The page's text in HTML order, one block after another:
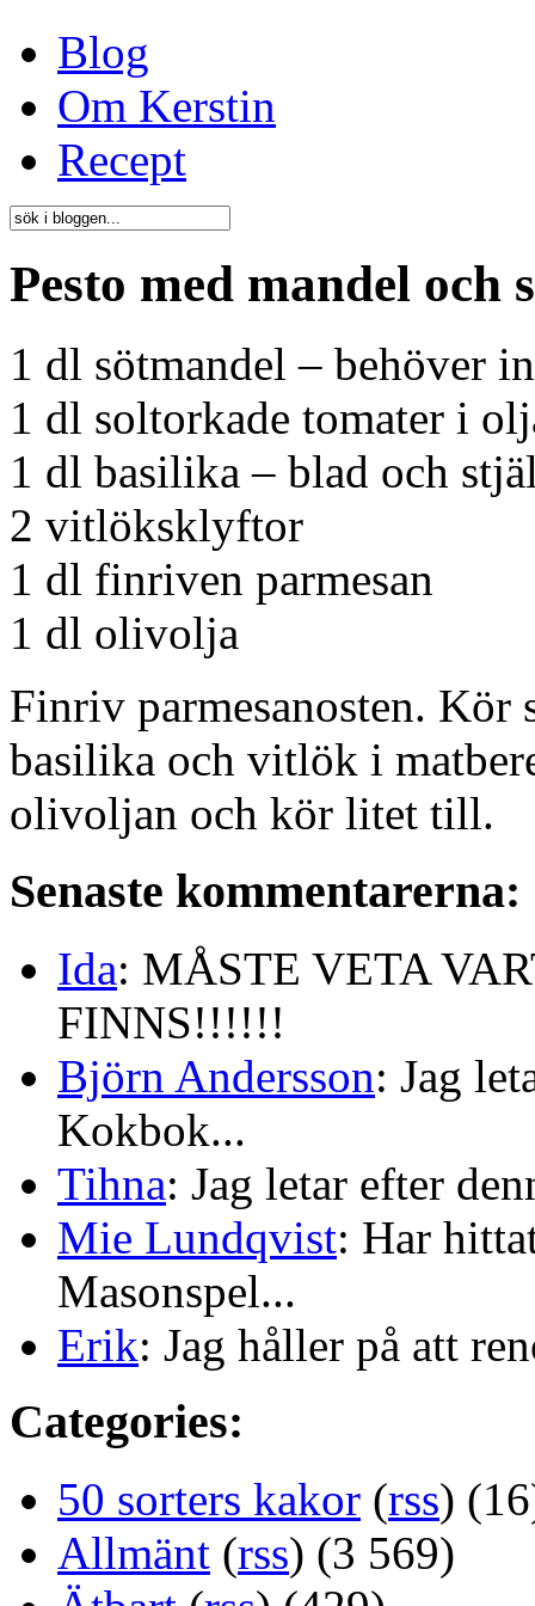
Blog
Om Kerstin
Recept
Pesto med mandel och
1 dl sötmandel – behöver
1 dl soltorkade tomater i
1 dl basilika – blad och
2 vitlöksklyftor
1 dl finriven parmesan
1 dl olivolja
Finriv parmesanosten. Kör
basilika och vitlök i
olivoljan och kör litet till.
Senaste kommentarerna:
Ida: MÅSTE VETA
FINNS!!!!!!
Björn Andersson: Jag
Kokbok...
Tihna: Jag letar efter
Mie Lundqvist: Har
Masonspel...
Erik: Jag håller på att
Categories:
50 sorters kakor (rss)
Allmänt (rss) (3 569)